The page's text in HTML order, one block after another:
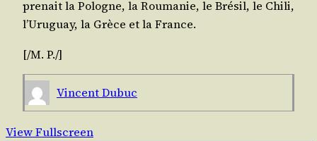
pre­nait la Pologne, la Rou­ma­nie, le Bré­sil, le Chi­li,
l’Uruguay, la Grèce et la France.
[/​M. P./]
Vincent Dubuc
View Fullscreen